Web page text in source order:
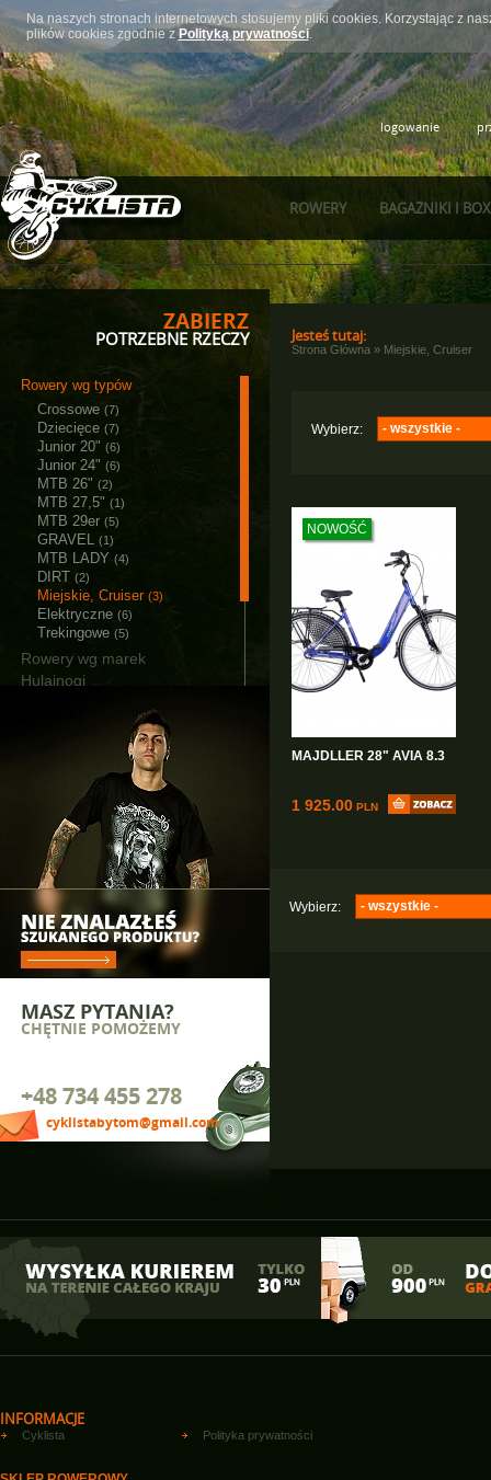
Na naszych stronach internetowych stosujemy pliki cookies. Korzystając z
plików cookies zgodnie zPolityką prywatności.
logowanie
BAGAŻNIKI I
ROWERY
ZABIERZ
POTRZEBNE RZECZY
Rowery wg typów
Crossowe (7)
Dziecięce (7)
Junior 20" (6)
Junior 24" (6)
MTB 26" (2)
MTB 27,5" (1)
MTB 29er (5)
GRAVEL (1)
MTB LADY (4)
DIRT (2)
Miejskie, Cruiser (3)
Elektryczne (6)
Trekingowe (5)
Rowery wg marek
Hulajnogi
Narzędzia i smary
Łańcuchy śniegowe
Bagażniki i Boxy
MASZ PYTANIA?
CHĘTNIE POMOŻEMY
+48 734 455 278
cyklistabytom@gmail.com
Jesteś tutaj:
Strona Główna » Miejskie, Cruiser
Wybierz: - wszystkie -
NOWOŚĆ
MAJDLLER 28" AVIA 8.3
1 925.00 PLN
Wybierz: - wszystkie -
INFORMACJE
Cyklista Polityka prywatności